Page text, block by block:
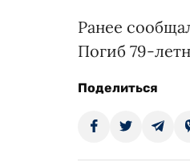
Ранее
Погиб 79-
Поделиться